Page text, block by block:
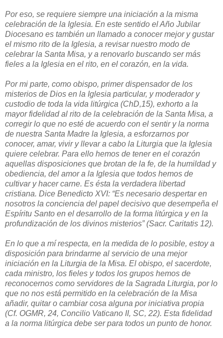
Por eso, se requiere siempre una iniciación a la misma
celebración de la Iglesia. En este sentido el Año Jubilar
Diocesano es también un llamado a conocer mejor y gustar
el mismo rito de la Iglesia, a revisar nuestro modo de
celebrar la Santa Misa, y a renovarlo buscando ser más
fieles a la Iglesia en el rito, en el corazón, en la vida.
Por mi parte, como obispo, primer dispensador de los
misterios de Dios en la Iglesia particular, y moderador y
custodio de toda la vida litúrgica (ChD,15), exhorto a la
mayor fidelidad al rito de la celebración de la Santa Misa, a
corregir lo que no esté de acuerdo con el sentir y la norma
de nuestra Santa Madre la Iglesia, a esforzarnos por
conocer, amar, vivir y llevar a cabo la Liturgia que la Iglesia
quiere celebrar. Para ello hemos de tener en el corazón
aquellas disposiciones que brotan de la fe, de la humildad y
obediencia, del amor a la Iglesia que todos hemos de
cultivar y hacer carne. Es ésta la verdadera libertad
cristiana. Dice Benedicto XVI: “Es necesario despertar en
nosotros la conciencia del papel decisivo que desempeña el
Espíritu Santo en el desarrollo de la forma litúrgica y en la
profundización de los divinos misterios” (Sacr. Caritatis 12).
En lo que a mí respecta, en la medida de lo posible, estoy a
disposición para brindarme al servicio de una mejor
iniciación en la Liturgia de la Misa. El obispo, el sacerdote,
cada ministro, los fieles y todos los grupos hemos de
reconocernos como servidores de la Sagrada Liturgia, por lo
que no nos está permitido en la celebración de la Misa
añadir, quitar o cambiar cosa alguna por iniciativa propia
(Cf. OGMR, 24, Concilio Vaticano II, SC, 22). Esta fidelidad
a la norma litúrgica debe ser para todos un punto de honor.